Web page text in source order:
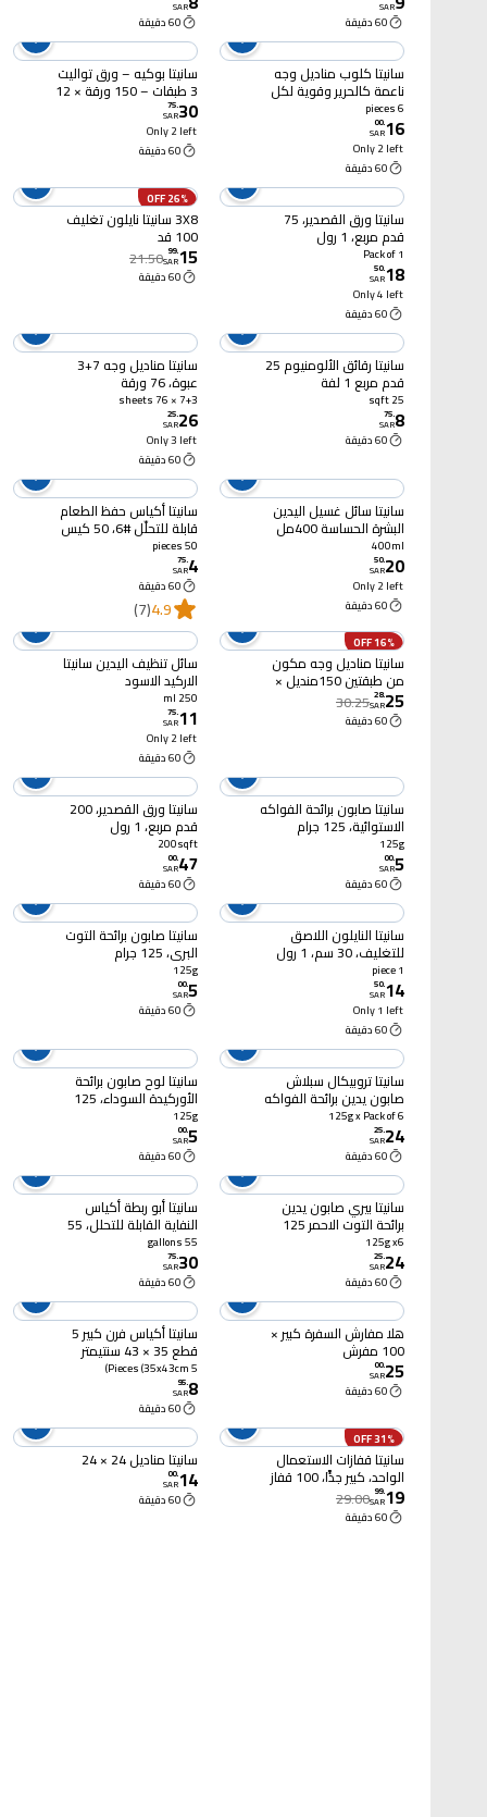
SAR
60 دقيقة
SAR
60 دقيقة
سانيتا كلوب مناديل وجه
ناعمة كالحرير وقوية لكل
يوم 76 منديل × 6
6 pieces
16
.
00
SAR
Only 2 left
60 دقيقة
سانيتا بوكيه – ورق تواليت
3 طبقات – 150 ورقة × 12
لفة
30
.
75
SAR
Only 2 left
60 دقيقة
سانيتا ورق القصدير، 75
قدم مربع، 1 رول
Pack of 1
18
.
50
SAR
Only 4 left
60 دقيقة
26% OFF
3X8 سانيتا نايلون تغليف
100 قد
15
.
99
SAR
21.50
60 دقيقة
سانيتا رقائق الألومنيوم 25
قدم مربع 1 لفة
25 sqft
8
.
75
SAR
60 دقيقة
سانيتا مناديل وجه 7+3
عبوة، 76 ورقة
7+3 × 76 sheets
26
.
25
SAR
Only 3 left
60 دقيقة
سانيتا سائل غسيل اليدين
البشرة الحساسة 400مل
400ml
20
.
50
SAR
Only 2 left
60 دقيقة
سانيتا أكياس حفظ الطعام
قابلة للتحلّل #6، 50 كيس
50 pieces
4
.
75
SAR
60 دقيقة
4.9
(7)
16% OFF
سانيتا مناديل وجه مكون
من طبقتين 150منديل ×
10 عبوات
25
.
28
SAR
30.25
60 دقيقة
سائل تنظيف اليدين سانيتا
الاركيد الاسود
250 ml
11
.
75
SAR
Only 2 left
60 دقيقة
سانيتا صابون برائحة الفواكه
الاستوائية، 125 جرام
125g
5
.
00
SAR
60 دقيقة
سانيتا ورق القصدير، 200
قدم مربع، 1 رول
200sqft
47
.
00
SAR
60 دقيقة
سانيتا النايلون اللاصق
للتغليف، 30 سم، 1 رول
1 piece
14
.
50
SAR
Only 1 left
60 دقيقة
سانيتا صابون برائحة التوت
البري، 125 جرام
125g
5
.
00
SAR
60 دقيقة
سانيتا تروبيكال سبلاش
صابون يدين برائحة الفواكه
الإستوائية 125 جرام ×6
125g x Pack of 6
24
.
25
SAR
60 دقيقة
سانيتا لوح صابون برائحة
الأوركيدة السوداء، 125
جرام
125g
5
.
00
SAR
60 دقيقة
سانيتا بيري صابون يدين
برائحة التوت الاحمر 125
جرام ×6
125g x6
24
.
25
SAR
60 دقيقة
سانيتا أبو ربطة أكياس
النفاية القابلة للتحلل، 55
غالون، 15 كيس
55 gallons
30
.
75
SAR
60 دقيقة
هلا مفارش السفرة كبير ×
100 مفرش
25
.
00
SAR
60 دقيقة
سانيتا أكياس فرن كبير 5
قطع 35 × 43 سنتيمتر
5 Pieces (35x43cm)
8
.
95
SAR
60 دقيقة
31% OFF
سانيتا قفازات الاستعمال
الواحد، كبير جدًّا، 100 قفاز
19
.
99
SAR
29.00
60 دقيقة
سانيتا مناديل 24 × 24
14
.
00
SAR
60 دقيقة